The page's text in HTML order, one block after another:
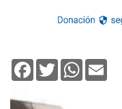
Facebook
TwitterWhatsApp